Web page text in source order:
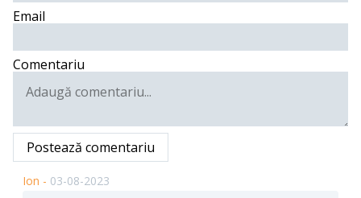
Email
Comentariu
Postează comentariu
Ion - 03-08-2023